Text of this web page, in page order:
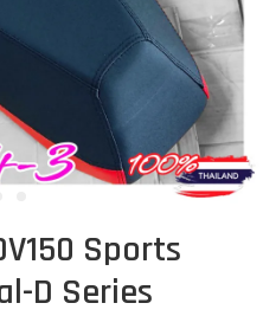
Sports
D Series